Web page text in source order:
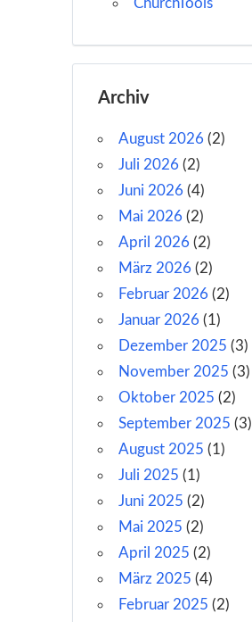
Archiv
August 2026 (2)
Juli 2026 (2)
Juni 2026 (4)
Mai 2026 (2)
April 2026 (2)
März 2026 (2)
Februar 2026 (2)
Januar 2026 (1)
Dezember 2025 (3)
November 2025 (3)
Oktober 2025 (2)
September 2025 (3)
August 2025 (1)
Juli 2025 (1)
Juni 2025 (2)
Mai 2025 (2)
April 2025 (2)
März 2025 (4)
Februar 2025 (2)